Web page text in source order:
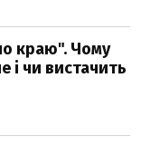
краю". Чому
і чи вистачить